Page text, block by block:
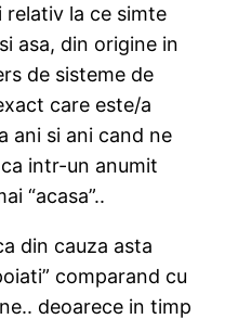
relativ la ce simte
asa, din origine in
de sisteme de
care este/a
ani si ani cand ne
intr-un anumit
“acasa”..
din cauza asta
comparand cu
deoarece in timp